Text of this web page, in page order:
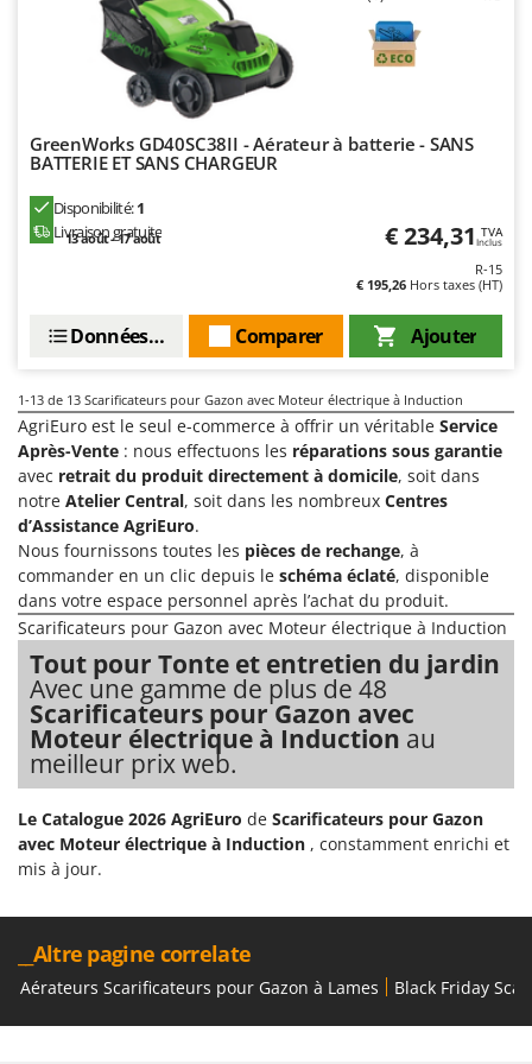
Stiga
Stocker
Sunseeker
T
Tecla
Tellarini Pompe
Tineco
Tornado
Tre Spade
Trev - Abrek - TecnoVIR
Trotec
Troy-Bilt
U
Udor
Unger
V
Verdemax
Vesco
Volpi
W
Waldner
Wiper EcoRobot
Wolf Garten
GreenWorks GD40SC38II - Aérateur à batterie - SANS
BATTERIE ET SANS CHARGEUR
Disponibilité:1
Livraison gratuite
13 août - 17 août € 234,31 TVA
Inclus
R-15
€ 195,26 Hors taxes (HT)
Ajouter
Comparer
Données techniques
1-13 de 13 Scarificateurs pour Gazon avec Moteur électrique à Induction
AgriEuro est le seul e-commerce à offrir un véritable Service
Après-Vente : nous effectuons les réparations sous garantie
avec retrait du produit directement à domicile, soit dans
notre Atelier Central, soit dans les nombreux Centres
d’Assistance AgriEuro.
Nous fournissons toutes les pièces de rechange, à
commander en un clic depuis le schéma éclaté, disponible
dans votre espace personnel après l’achat du produit.
Scarificateurs pour Gazon avec Moteur électrique à Induction
Tout pour Tonte et entretien du jardin
Avec une gamme de plus de 48
Scarificateurs pour Gazon avec
Moteur électrique à Induction au
meilleur prix web.
Le Catalogue 2026 AgriEuro de Scarificateurs pour Gazon
avec Moteur électrique à Induction , constamment enrichi et
mis à jour.
__Altre pagine correlate
Aérateurs Scarificateurs pour Gazon à Lames Black Friday